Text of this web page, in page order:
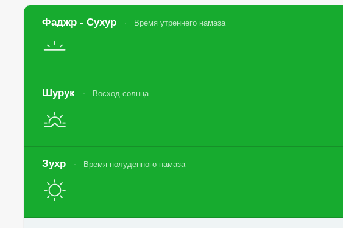
Фаджр - Сухур Время утреннего намаза
Шурук Восход солнца
Зухр Время полуденного намаза